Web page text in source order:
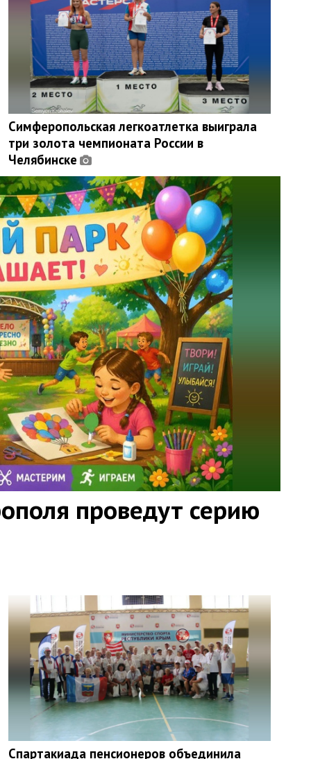
Симферопольская легкоатлетка выиграла
три золота чемпионата России в
Челябинске
проведут серию
Спартакиада пенсионеров объединила